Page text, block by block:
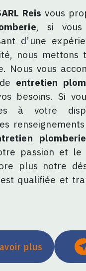
Reis vous
, si
d’une
nous mettons
Nous vous
entretien
besoins. Si
à votre
plomberie
passion et le
plus notre
qualifiée et
plus